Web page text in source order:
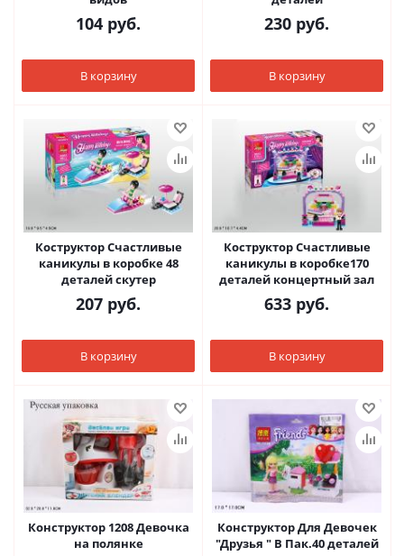
104 руб.
В корзину
230 руб.
В корзину
Коструктор Счастливые
каникулы в коробке 48
деталей скутер
207 руб.
В корзину
Коструктор Счастливые
каникулы в коробке170
деталей концертный зал
633 руб.
В корзину
Конструктор 1208 Девочка
на полянке
Конструктор Для Девочек
"Друзья " В Пак.40 деталей